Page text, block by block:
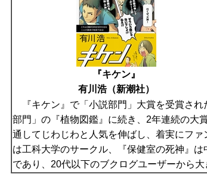
『キケン』
有川浩（新潮社）
『キケン』で「小説部門」大賞を受賞され
部門」の『植物図鑑』に続き、2年連続の大
通してじわじわと人気を伸ばし、着実にフ
は工科大学のサークル、『保健室の死神』
であり、20代以下のブクログユーザーから大